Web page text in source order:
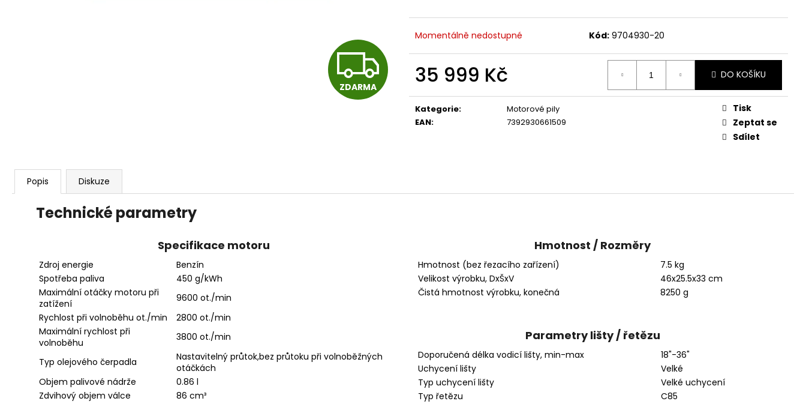
Momentálně nedostupné Kód: 9704930-20
35 999 Kč
cena:
DO KOŠÍKU
Kategorie:
Motorové pily
EAN: 7392930661509
Tisk
Zeptat se
Sdílet
Z
D
R
ZDARMA
Popis Diskuze
Technické parametry
Specifikace motoru
Zdroj energie
Benzín
Spotřeba paliva
450 g/kWh
Maximální otáčky motoru při
zatížení
9600 ot./min
Rychlost při volnoběhu ot./min
2800 ot./min
Maximální rychlost při
volnoběhu
3800 ot./min
Typ olejového čerpadla
Nastavitelný průtok,bez průtoku při volnoběžných
otáčkách
Objem palivové nádrže
0.86 l
Zdvihový objem válce
86 cm³
Hmotnost / Rozměry
Hmotnost (bez řezacího zařízení)
7.5 kg
Velikost výrobku, DxŠxV
46x25.5x33 cm
Čistá hmotnost výrobku, konečná
8250 g
Parametry lišty / řetězu
Doporučená délka vodicí lišty, min-max
18"-36"
Uchycení lišty
Velké
Typ uchycení lišty
Velké uchycení
Typ řetězu
C85